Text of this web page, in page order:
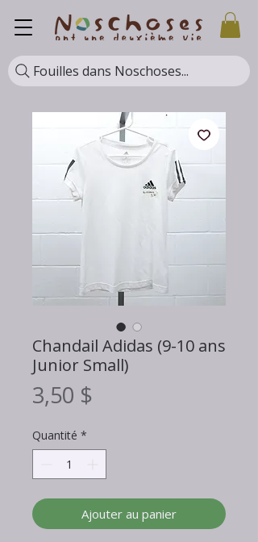
Fouilles dans Noschoses...
Chandail Adidas (9-10 ans
Junior Small)
3,50 $
Quantité *
Ajouter au panier